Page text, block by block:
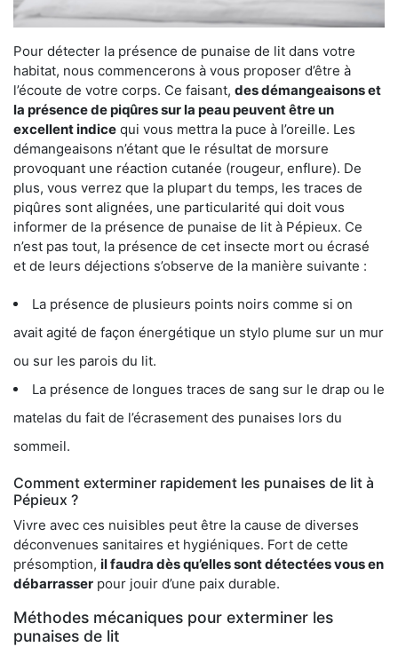
Pour détecter la présence de punaise de lit dans votre
habitat, nous commencerons à vous proposer d’être à
l’écoute de votre corps. Ce faisant, des démangeaisons et
la présence de piqûres sur la peau peuvent être un
excellent indice qui vous mettra la puce à l’oreille. Les
démangeaisons n’étant que le résultat de morsure
provoquant une réaction cutanée (rougeur, enflure). De
plus, vous verrez que la plupart du temps, les traces de
piqûres sont alignées, une particularité qui doit vous
informer de la présence de punaise de lit à Pépieux. Ce
n’est pas tout, la présence de cet insecte mort ou écrasé
et de leurs déjections s’observe de la manière suivante :
La présence de plusieurs points noirs comme si on
avait agité de façon énergétique un stylo plume sur un mur
ou sur les parois du lit.
La présence de longues traces de sang sur le drap ou le
matelas du fait de l’écrasement des punaises lors du
sommeil.
Comment exterminer rapidement les punaises de lit à
Pépieux ?
Vivre avec ces nuisibles peut être la cause de diverses
déconvenues sanitaires et hygiéniques. Fort de cette
présomption, il faudra dès qu’elles sont détectées vous en
débarrasser pour jouir d’une paix durable.
Méthodes mécaniques pour exterminer les
punaises de lit